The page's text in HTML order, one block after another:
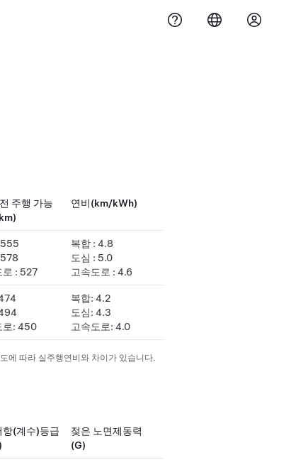
주행 가능
연비(km/kWh)
로 : 527
복합 : 4.8
도심 : 5.0
고속도로 : 4.6
로: 450
복합: 4.2
도심: 4.3
고속도로: 4.0
에 따라 실주행연비와 차이가 있습니다.
항(계수)등급
젖은 노면제동력
(G)